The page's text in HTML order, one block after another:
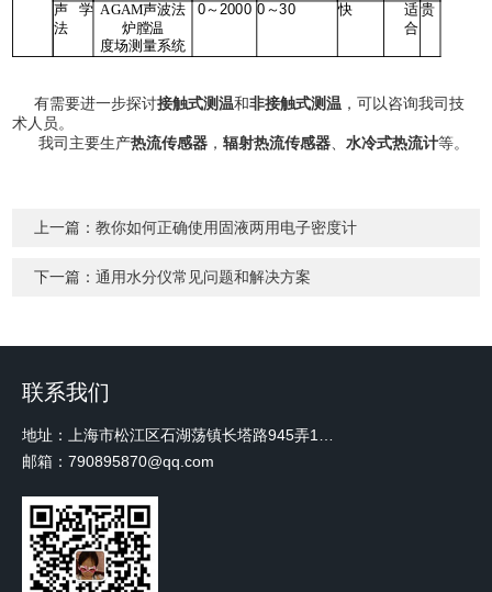
声学
法
AGAM声波法
炉膛温
度场测量系统
0～ 2000 0 ～30 快 适
合
贵
有需要进一步探讨接触式测温和非接触式测温 ，可以咨询我司技
术人员。
我司主要生产热流传感器 ，辐射热流传感器 、水冷式热流计等。
上一篇：教你如何正确使用固液两用电子密度计
下一篇：通用水分仪常见问题和解决方案
联系我们
邮箱：790895870@qq.com